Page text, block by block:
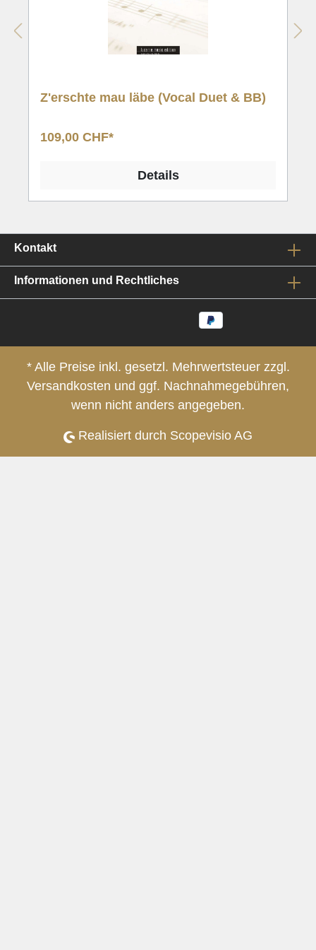
Z'erschte mau läbe (Vocal Duet & BB)
109,00 CHF*
Details
Kontakt
Informationen und Rechtliches
* Alle Preise inkl. gesetzl. Mehrwertsteuer zzgl.
Versandkosten und ggf. Nachnahmegebühren,
wenn nicht anders angegeben.
Realisiert durch Scopevisio AG